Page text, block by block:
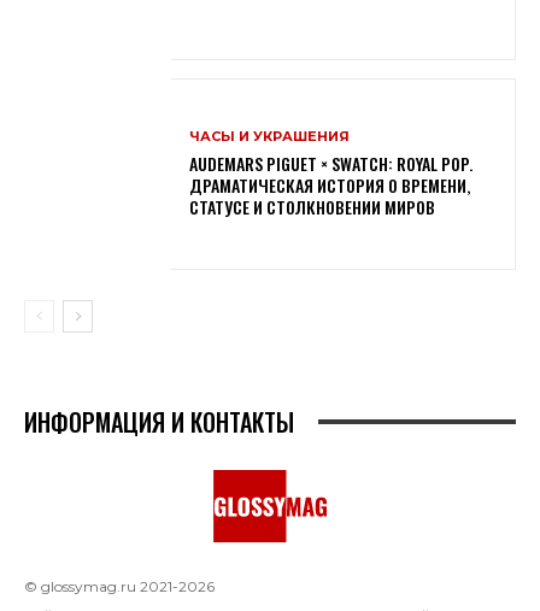
ЧАСЫ И УКРАШЕНИЯ
AUDEMARS PIGUET × SWATCH: ROYAL POP.
ДРАМАТИЧЕСКАЯ ИСТОРИЯ О ВРЕМЕНИ,
СТАТУСЕ И СТОЛКНОВЕНИИ МИРОВ
ИНФОРМАЦИЯ И КОНТАКТЫ
© glossymag.ru 2021-2026